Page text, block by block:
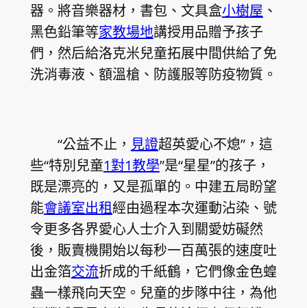
器。將音樂器材，書包、文具盒小樹屋 、
黑色鉛筆等家教場地講授用品贈予孩子
們，然后給洛克米兒童拓展中間供給了免
洗消毒液、額溫槍、防護服等防疫物質。
“公益不止， 見證超英愛心不熄”，這
些“特別兒童1對1教學”是“星星”的孩子，
既是漂亮的，又是孤單的。中建五局盼望
能會議室出租經由過程本次運動沾染、號
令更多各界愛心人士介入到關愛妨礙然
後，販賣機開始以每秒一百萬張的速度吐
出金箔交流折成的千紙鶴，它們像金色蝗
蟲一樣飛向天空。兒童的步隊中往，為他